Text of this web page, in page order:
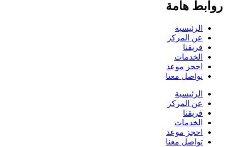
روابط هامة
الرئيسية
عن المركز
فريقنا
الخدمات
احجز موعد
تواصل معنا
الرئيسية
عن المركز
فريقنا
الخدمات
احجز موعد
تواصل معنا